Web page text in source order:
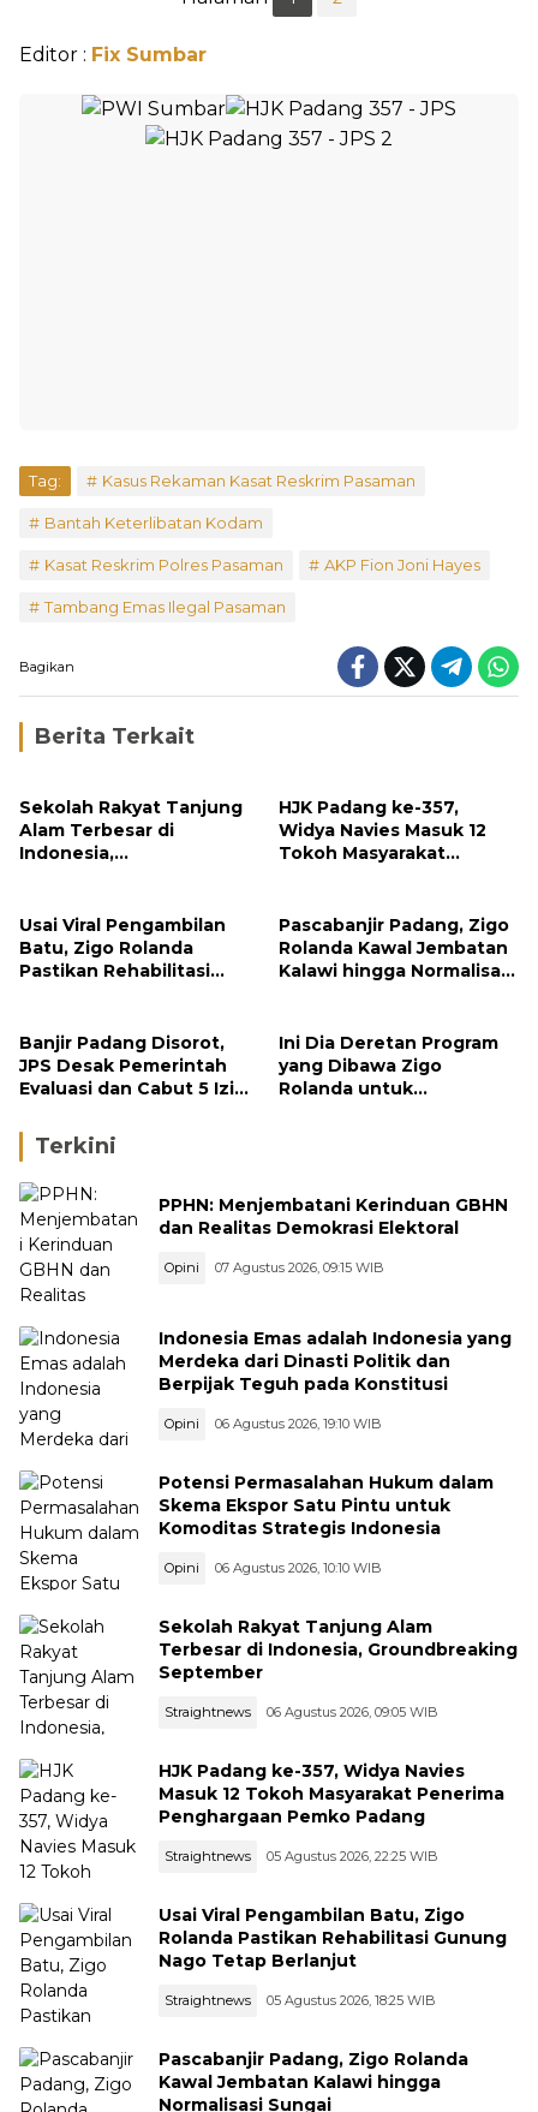
Editor : Fix Sumbar
Tag: Kasus Rekaman Kasat Reskrim Pasaman
Bantah Keterlibatan Kodam
Kasat Reskrim Polres Pasaman AKP Fion Joni Hayes
Tambang Emas Ilegal Pasaman
Bagikan
Berita Terkait
Sekolah Rakyat Tanjung
Alam Terbesar di
Indonesia,
HJK Padang ke-357,
Widya Navies Masuk 12
Tokoh Masyarakat
Usai Viral Pengambilan
Batu, Zigo Rolanda
Pastikan Rehabilitasi
Pascabanjir Padang, Zigo
Rolanda Kawal Jembatan
Kalawi hingga Normalisasi
Banjir Padang Disorot,
JPS Desak Pemerintah
Evaluasi dan Cabut 5 Izin
Ini Dia Deretan Program
yang Dibawa Zigo
Rolanda untuk
Terkini
PPHN: Menjembatani Kerinduan GBHN
dan Realitas Demokrasi Elektoral
Opini 07 Agustus 2026, 09:15 WIB
Indonesia Emas adalah Indonesia yang
Merdeka dari Dinasti Politik dan
Berpijak Teguh pada Konstitusi
Opini 06 Agustus 2026, 19:10 WIB
Potensi Permasalahan Hukum dalam
Skema Ekspor Satu Pintu untuk
Komoditas Strategis Indonesia
Opini 06 Agustus 2026, 10:10 WIB
Sekolah Rakyat Tanjung Alam
Terbesar di Indonesia, Groundbreaking
September
Straightnews 06 Agustus 2026, 09:05 WIB
HJK Padang ke-357, Widya Navies
Masuk 12 Tokoh Masyarakat Penerima
Penghargaan Pemko Padang
Straightnews 05 Agustus 2026, 22:25 WIB
Usai Viral Pengambilan Batu, Zigo
Rolanda Pastikan Rehabilitasi Gunung
Nago Tetap Berlanjut
Straightnews 05 Agustus 2026, 18:25 WIB
Pascabanjir Padang, Zigo Rolanda
Kawal Jembatan Kalawi hingga
Normalisasi Sungai